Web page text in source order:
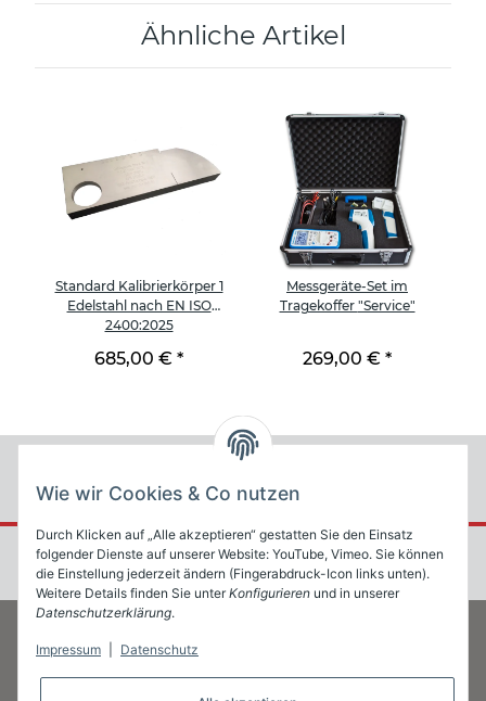
Ähnliche Artikel
Standard Kalibrierkörper 1
Edelstahl nach EN ISO
2400:2025
685,00 € *
Messgeräte-Set im
Tragekoffer "Service"
269,00 € *
Wie wir Cookies & Co nutzen
Durch Klicken auf „Alle akzeptieren“ gestatten Sie den Einsatz
folgender Dienste auf unserer Website: YouTube, Vimeo. Sie können
die Einstellung jederzeit ändern (Fingerabdruck-Icon links unten).
Weitere Details finden Sie unterKonfigurieren und in unserer
Datenschutzerklärung.
Impressum Datenschutz